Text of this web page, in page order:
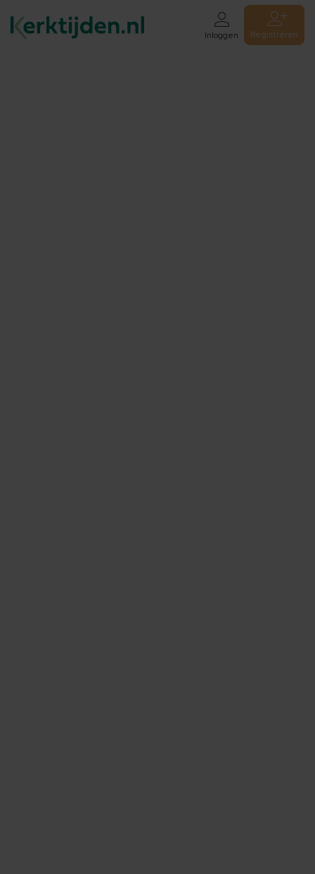
Inloggen Registreren